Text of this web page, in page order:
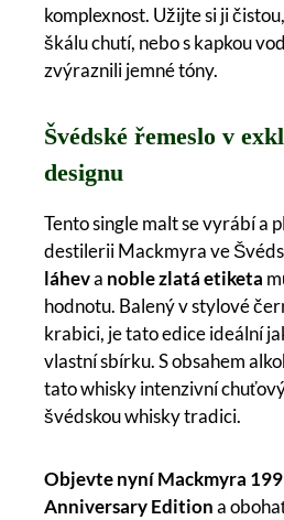
komplexnost. Užijte si ji
škálu chutí, nebo s kapkou
zvýraznili jemné tóny.
Švédské řemeslo v
designu
Tento single malt se vyrábí a
destilerii Mackmyra ve
láheva noble zlatá etiketa
hodnotu. Balený v stylové
krabici, je tato edice ideální
vlastní sbírku. S obsahem
tato whisky intenzivní
švédskou whisky tradici.
Objevte nyní Mackmyra
Anniversary Editiona